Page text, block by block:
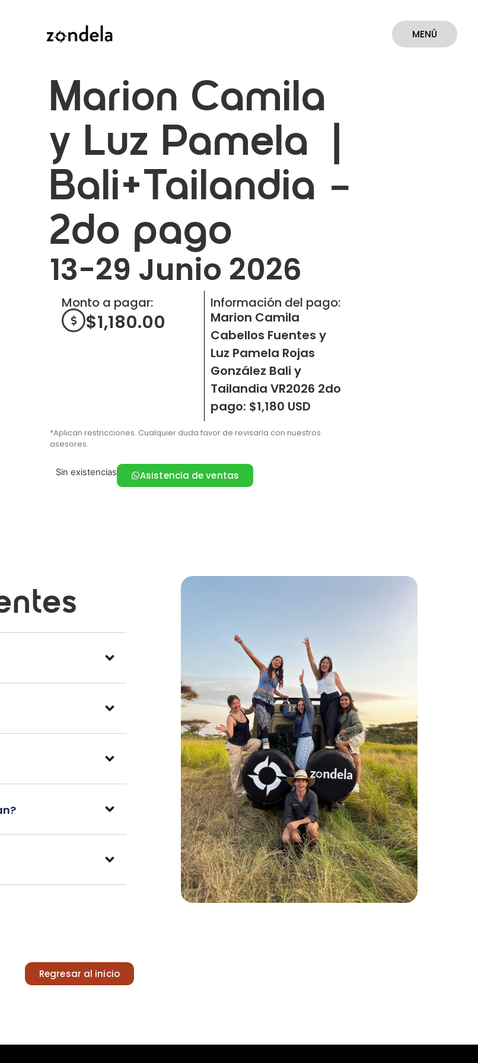
MENÚ
Marion Camila
y Luz Pamela |
Bali+Tailandia –
2do pago
13-29 Junio 2026
Monto a pagar:
$1,180.00
Información del pago:
Marion Camila
Cabellos Fuentes y
Luz Pamela Rojas
González Bali y
Tailandia VR2026 2do
pago: $1,180 USD
*Aplican restricciones. Cualquier duda favor de revisarla con nuestros
asesores.
Sin existencias Asistencia de ventas
Regresar al inicio